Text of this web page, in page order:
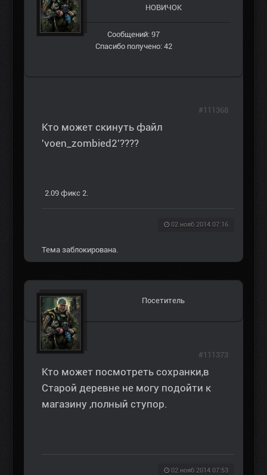
НОВИЧОК
Сообщений: 97
Спасибо получено: 42
Кто может скинуть файл
'voen_zombied2'????
2.09 фикс 2.
02 нояб 2014 07:16
#111368
Тема заблокирована.
Посетитель
Кто может посмотреть сохранки,в
Старой деревне не могу подойти к
магазину ,полный ступор.
02 нояб 2014 07:53
#111373